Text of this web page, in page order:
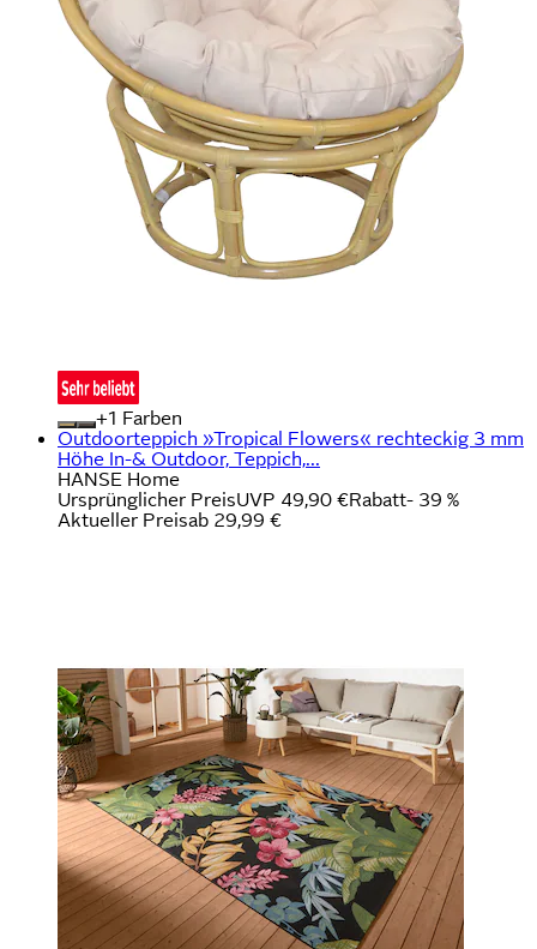
+
Farben
Outdoorteppich »Tropical Flowers« rechteckig 3 mm
Höhe In-& Outdoor, Teppich,...
HANSE Home
Ursprünglicher PreisUVP 49,90 €Rabatt- 39 %
Aktueller Preisab 29,99 €